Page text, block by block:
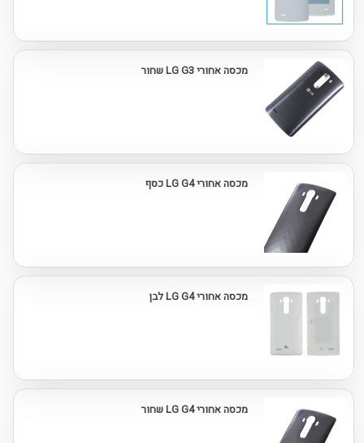
מכסה אחורי LG G3 שחור
מכסה אחורי LG G4 כסף
מכסה אחורי LG G4 לבן
מכסה אחורי LG G4 שחור